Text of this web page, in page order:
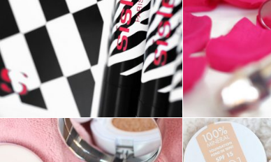
MAKE-UP ///
DES JOLIES PETITES
NOUVEAUTÉS
SIGNÉES SISLEY !